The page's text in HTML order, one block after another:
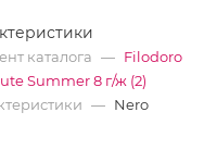
каталога — Filodoro
Summer 8 г/ж (2)
— Nero